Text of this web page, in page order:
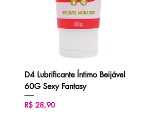
D4 Lubrificante Íntimo Beijável
60G Sexy Fantasy
Preço
R$ 28,90